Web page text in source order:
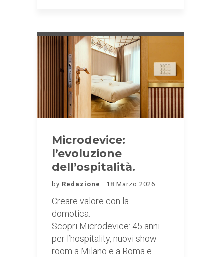
Microdevice:
l’evoluzione
dell’ospitalità.
by Redazione 18 Marzo 2026
Creare valore con la
domotica.
Scopri Microdevice: 45 anni
per l’hospitality, nuovi show-
room a Milano e a Roma e